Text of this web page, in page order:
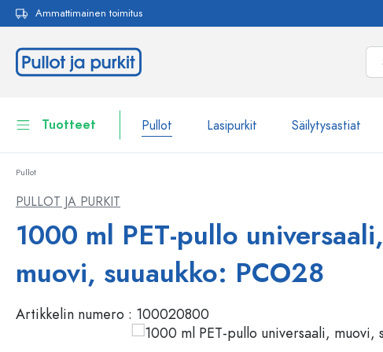
Siirry päänavigointiin
Ammattimainen toimitus
Tuotteet Pullot Lasipurkit Säilytysastiat
Lasipurkit
Astiat
Kosmetiikka-astiat
Pullot tuotemerkin mukaan
WECK-Lasipullot
Patenttikorkkipullot
Pullot
PULLOT JA PURKIT
1000 ml PET-pullo universaali,
muovi, suuaukko: PCO28
Artikkelin numero : 100020800